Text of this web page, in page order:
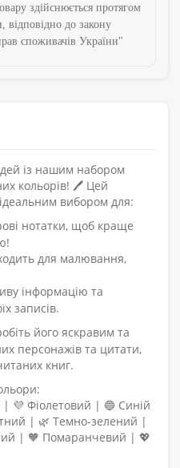
здійснюється протягом
відповідно до закону
споживачів України"
із нашим набором
кольорів! 🖊️ Цей
вибором для:
нотатки, щоб краще
для малювання,
інформацію та
записів.
його яскравим та
персонажів та цитати,
книг.
💜 Фіолетовий | 🔵 Синій
| 🌿 Темно-зелений |
| 🧡 Помаранчевий | 💖